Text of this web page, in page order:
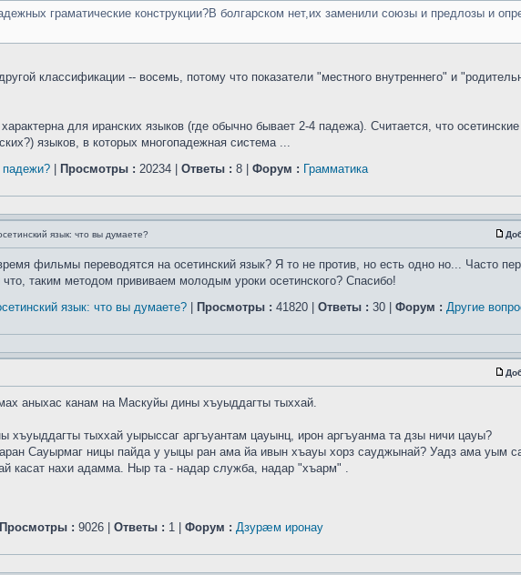
граматические конструкции?В болгарском нет,их заменили союзы и предлозы и
классификации -- восемь, потому что показатели "местного внутреннего" и
для иранских языков (где обычно бывает 2-4 падежа). Считается, что
языков, в которых многопадежная система ...
падежи? Просмотры : 20234 | Ответы : 8 | Форум : Грамматика
язык: что вы думаете?
фильмы переводятся на осетинский язык? Я то не против, но есть одно но... Часто
таким методом прививаем молодым уроки осетинского? Спасибо!
язык: что вы думаете? Просмотры : 41820 | Ответы : 30 | Форум : Другие
аныхас канам на Маскуйы дины хъуыддагты тыххай.
хъуыддагты тыххай уырыссаг аргъуантам цауынц, ирон аргъуанма та дзы ничи цауы?
Сауырмаг ницы пайда у уыцы ран ама йа ивын хъауы хорз сауджынай? Уадз ама уым
касат нахи адамма. Ныр та - надар служба, надар "хъарм" .
Просмотры : 9026 | Ответы : 1 | Форум : Дзурæм иронау